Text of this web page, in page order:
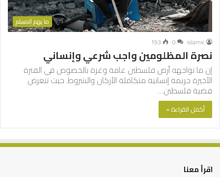
ما يهم المسلم
islamic
0
193
نصرة المظلومين واجب شرعي وإنساني
إن ما تواجهه أرض فلسطين عامة وغزة بالخصوص في الفترة
الأخيرة جريمة إنسانية متكاملة الأركان والشروط. حيث تتعرض
قضية فلسطين…
أكمل القراءة »
اقرأ معنا